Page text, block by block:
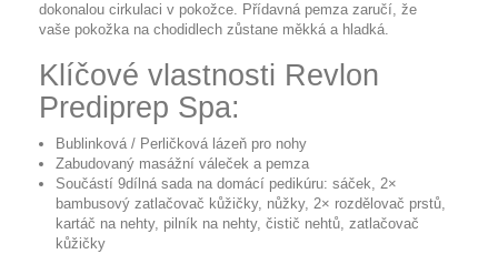
dokonalou cirkulaci v pokožce. Přídavná pemza zaručí, že
vaše pokožka na chodidlech zůstane měkká a hladká.
Klíčové vlastnosti Revlon
Prediprep Spa:
Bublinková / Perličková lázeň pro nohy
Zabudovaný masážní váleček a pemza
Součástí 9dílná sada na domácí pedikúru: sáček, 2×
bambusový zatlačovač kůžičky, nůžky, 2× rozdělovač prstů,
kartáč na nehty, pilník na nehty, čistič nehtů, zatlačovač
kůžičky